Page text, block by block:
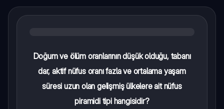
Doğum ve ölüm oranlarının düşük olduğu, tabanı
dar, aktif nüfus oranı fazla ve ortalama yaşam
süresi uzun olan gelişmiş ülkelere ait nüfus
piramidi tipi hangisidir?